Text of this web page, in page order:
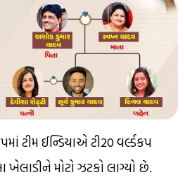
ટીમ ઈન્ડિયાએ ટી20 વર્લ્ડકપ
મોટો ઝટકો લાગ્યો છે.